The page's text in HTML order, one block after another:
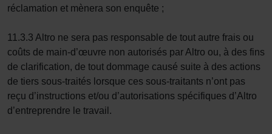
réclamation et mènera son enquête ;
11.3.3 Altro ne sera pas responsable de tout autre frais ou
coûts de main-d’œuvre non autorisés par Altro ou, à des fins
de clarification, de tout dommage causé suite à des actions
de tiers sous-traités lorsque ces sous-traitants n’ont pas
reçu d’instructions et/ou d’autorisations spécifiques d’Altro
d’entreprendre le travail.